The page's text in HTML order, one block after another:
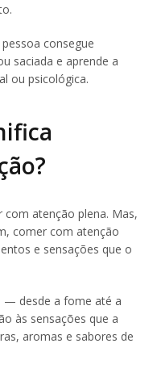
consegue
saciada e aprende a
ou psicológica.
atenção plena. Mas,
comer com atenção
e sensações que o
— desde a fome até a
às sensações que a
aromas e sabores de